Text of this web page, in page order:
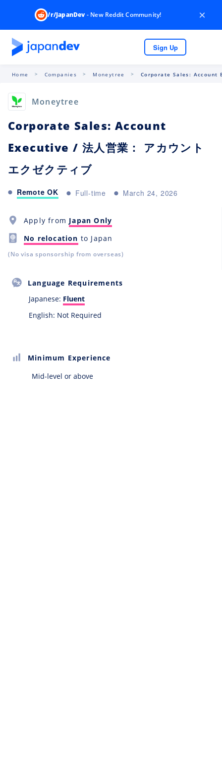
/r/JapanDev- New Reddit Community! ×
Sign Up
Home Companies Moneytree Corporate Sales: Account
Moneytree
Corporate Sales: Account
Executive / 法人営業： アカウント
エクゼクティブ
Remote OK Full-time March 24, 2026
Apply from Japan Only
No relocation to Japan
(No visa sponsorship from overseas)
Language Requirements
Japanese: Fluent
English: Not Required
Minimum Experience
Mid-level or above